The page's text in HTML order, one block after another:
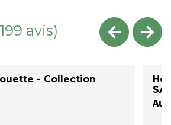
avis)
- Collection